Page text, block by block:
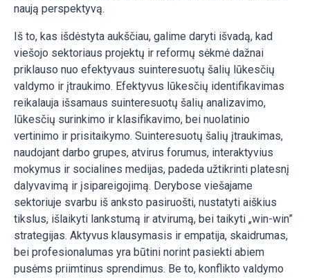
naują perspektyvą.
Iš to, kas išdėstyta aukščiau, galime daryti išvadą, kad
viešojo sektoriaus projektų ir reformų sėkmė dažnai
priklauso nuo efektyvaus suinteresuotų šalių lūkesčių
valdymo ir įtraukimo. Efektyvus lūkesčių identifikavimas
reikalauja išsamaus suinteresuotų šalių analizavimo,
lūkesčių surinkimo ir klasifikavimo, bei nuolatinio
vertinimo ir prisitaikymo. Suinteresuotų šalių įtraukimas,
naudojant darbo grupes, atvirus forumus, interaktyvius
mokymus ir socialines medijas, padeda užtikrinti platesnį
dalyvavimą ir įsipareigojimą. Derybose viešajame
sektoriuje svarbu iš anksto pasiruošti, nustatyti aiškius
tikslus, išlaikyti lankstumą ir atvirumą, bei taikyti „win-win”
strategijas. Aktyvus klausymasis ir empatija, skaidrumas,
bei profesionalumas yra būtini norint pasiekti abiem
pusėms priimtinus sprendimus. Be to, konflikto valdymo